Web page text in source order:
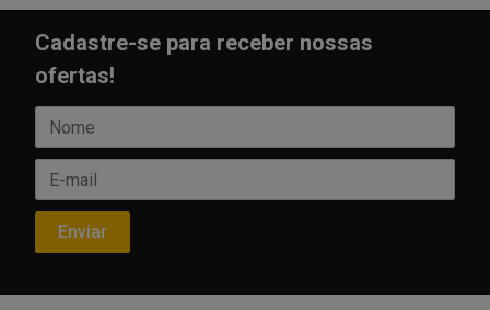
Cadastre-se para receber nossas
ofertas!